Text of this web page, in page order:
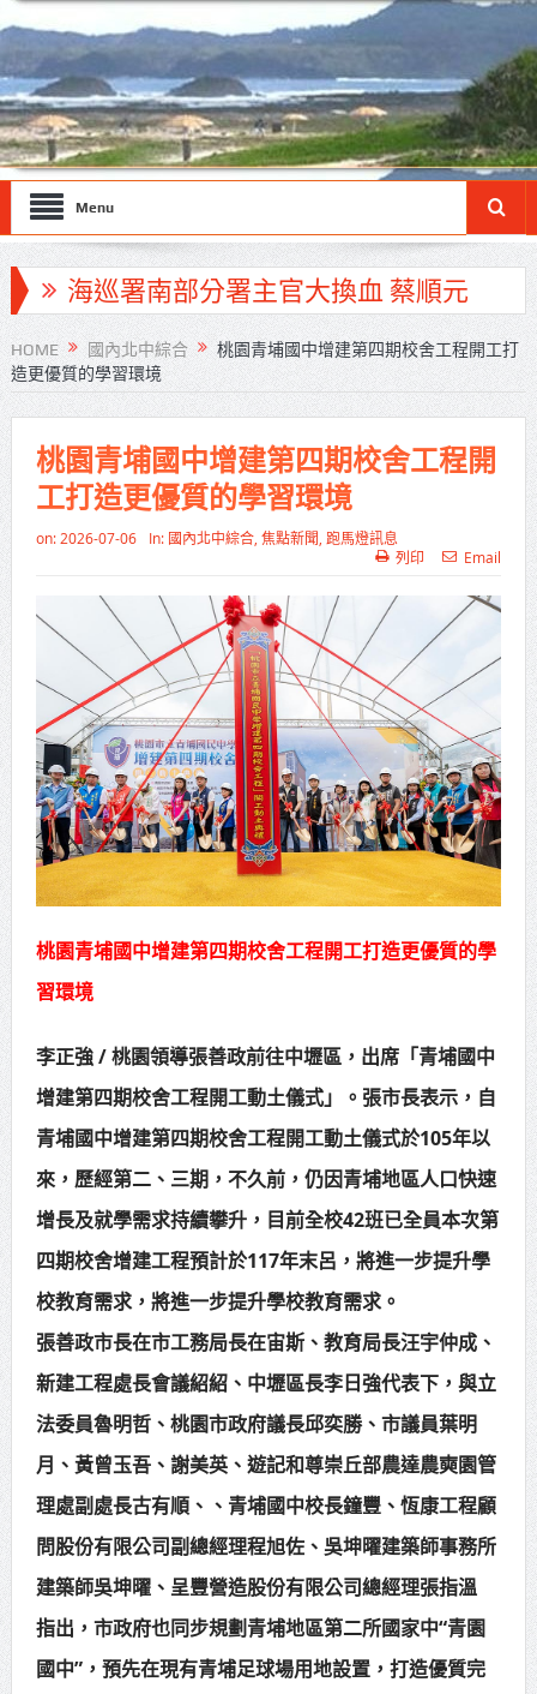
Menu
海巡署南部分署主官大換血 蔡順元
勉提升巡防戰力
北市鮮奶週報再升級！8月31日補助
擴大至國中生
雙北合作里程碑！萬大線動態測試
侯友宜蔣萬安攜手視察
高齡健康產業博覽會8/7盛大登場 新
北形象館亮相
打鐵厝北側產業園區產業設施公共
動土創造千個就業機會
高雄「三民運動中心」市長陳其
邁、運動部長李洋各界貴賓共同揭幕
高雄東照山關帝廟全國國中小學書
法比賽 圓滿落幕
不對稱戰力
邁組閣
賴總統肯定「金唐獎」得獎者及入
圍者 允諾完善支持體系
HOME 國內北中綜合
桃園青埔國中增建第四期校舍工程開工打
造更優質的學習環境
桃園青埔國中增建第四期校舍工程開
工打造更優質的學習環境
on: 2026-07-06 In: 國內北中綜合, 焦點新聞 跑馬燈訊息
列印
Email
桃園青埔國中增建第四期校舍工程開工打造更優質的學
習環境
李正強 / 桃園領導張善政前往中壢區，出席「青埔國中
增建第四期校舍工程開工動土儀式」。張市長表示，自
青埔國中增建第四期校舍工程開工動土儀式於105年以
來，歷經第二、三期，不久前，仍因青埔地區人口快速
增長及就學需求持續攀升，目前全校42班已全員本次第
四期校舍增建工程預計於117年末呂，將進一步提升學
校教育需求，將進一步提升學校教育需求。
張善政市長在市工務局長在宙斯、教育局長汪宇仲成、
新建工程處長會議紹紹、中壢區長李日強代表下，與立
法委員魯明哲、桃園市政府議長邱奕勝、市議員葉明
月、黃曾玉吾、謝美英、遊記和尊崇丘部農達農奭園管
理處副處長古有順、、青埔國中校長鐘豐、恆康工程顧
問股份有限公司副總經理程旭佐、吳坤曜建築師事務所
建築師吳坤曜、呈豐營造股份有限公司總經理張指溫
指出，市政府也同步規劃青埔地區第二所國家中“青園
國中”，預先在現有青埔足球場用地設置，打造優質完